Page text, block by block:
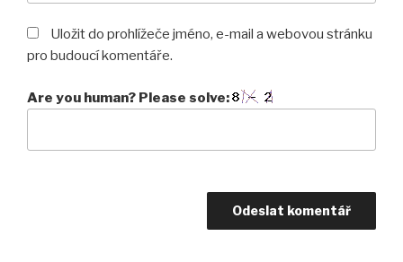
Uložit do prohlížeče jméno, e-mail a webovou stránku
pro budoucí komentáře.
Are you human? Please solve: